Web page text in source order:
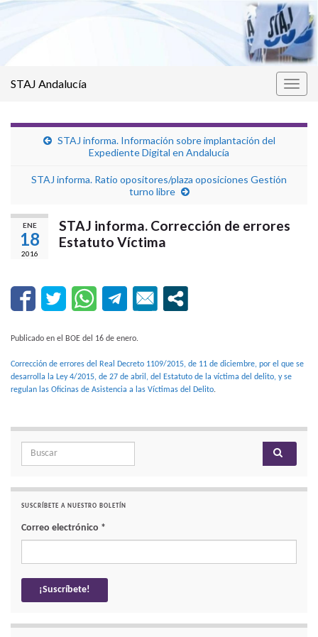
STAJ Andalucía
STAJ informa. Información sobre implantación del
Expediente Digital en Andalucía
STAJ informa. Ratio opositores/plaza oposiciones Gestión
turno libre
ENE
18
2016
STAJ informa. Corrección de errores
Estatuto Víctima
Publicado en el BOE del 16 de enero.
Corrección de errores del Real Decreto 1109/2015, de 11 de diciembre, por el que se
desarrolla la Ley 4/2015, de 27 de abril, del Estatuto de la víctima del delito, y se
regulan las Oficinas de Asistencia a las Víctimas del Delito.
Search for:
SUSCRÍBETE A NUESTRO BOLETÍN
Correo electrónico *